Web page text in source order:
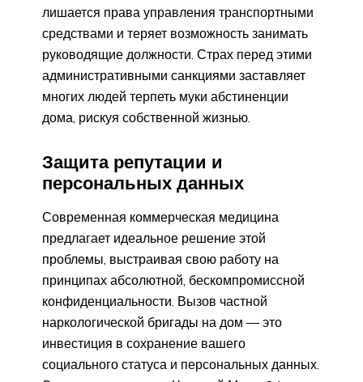
лишается права управления транспортными
средствами и теряет возможность занимать
руководящие должности. Страх перед этими
административными санкциями заставляет
многих людей терпеть муки абстиненции
дома, рискуя собственной жизнью.
Защита репутации и
персональных данных
Современная коммерческая медицина
предлагает идеальное решение этой
проблемы, выстраивая свою работу на
принципах абсолютной, бескомпромиссной
конфиденциальности. Вызов частной
наркологической бригады на дом — это
инвестиция в сохранение вашего
социального статуса и персональных данных.